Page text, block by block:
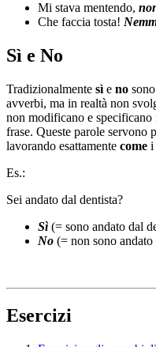
Mi stava mentendo,
Che faccia tosta!
Sì e No
Tradizionalmente sì e no
avverbi, ma in realtà non
non modificano e
frase. Queste parole servono
lavorando esattamente come i
Es.:
Sei andato dal dentista?
Sì (= sono andato dal
No (= non sono andato
Esercizi